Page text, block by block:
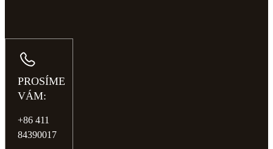
PROSÍME
VÁM:
+86 411
84390017